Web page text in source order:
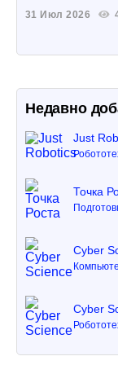
31 Июл 2026
Недавно
Just
Точка
Cyber
Cyber